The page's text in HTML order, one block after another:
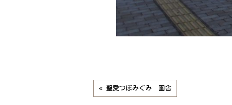
« 聖愛つぼみぐみ 園舎